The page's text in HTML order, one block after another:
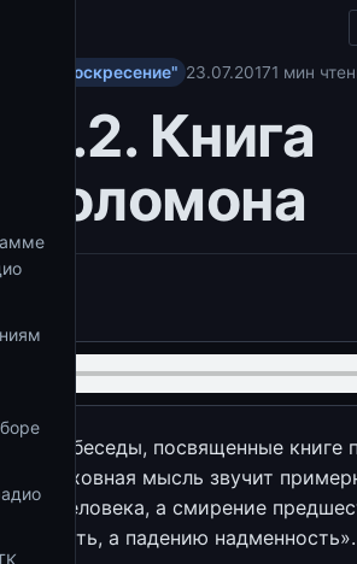
радио "Воскресение" 23.07.20171 мин
Книга
Соломона
наши беседы, посвященные книге
духовная мысль звучит
человека, а смирение
гордость, а падению надменность».